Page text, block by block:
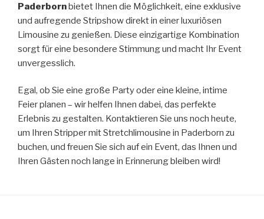
Paderbornbietet Ihnen die Möglichkeit, eine exklusive
und aufregende Stripshow direkt in einer luxuriösen
Limousine zu genießen. Diese einzigartige Kombination
sorgt für eine besondere Stimmung und macht Ihr Event
unvergesslich.
Egal, ob Sie eine große Party oder eine kleine, intime
Feier planen – wir helfen Ihnen dabei, das perfekte
Erlebnis zu gestalten. Kontaktieren Sie uns noch heute,
um Ihren Stripper mit Stretchlimousine in Paderborn zu
buchen, und freuen Sie sich auf ein Event, das Ihnen und
Ihren Gästen noch lange in Erinnerung bleiben wird!